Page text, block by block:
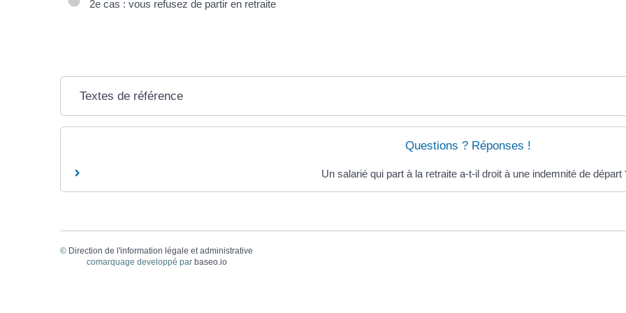
2e cas : vous refusez de partir en retraite
Textes de référence
Questions ? Réponses !
Un salarié qui part à la retraite a-t-il droit à une indemnité de départ
© Direction de l'information légale et administrative
comarquage developpé par baseo.io